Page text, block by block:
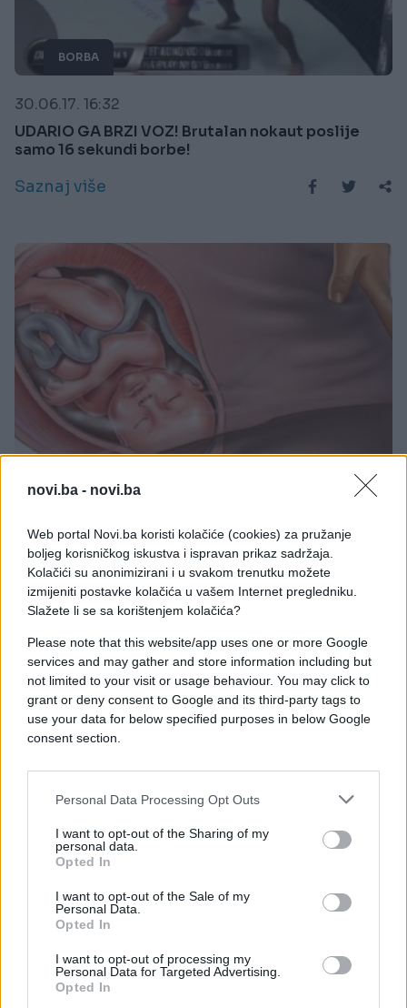
novi.ba - novi.ba
Web portal Novi.ba koristi kolačiće (cookies) za pružanje
boljeg korisničkog iskustva i ispravan prikaz sadržaja.
Kolačići su anonimizirani i u svakom trenutku možete
izmijeniti postavke kolačića u vašem Internet pregledniku.
Slažete li se sa korištenjem kolačića?
Please note that this website/app uses one or more Google
services and may gather and store information including but
not limited to your visit or usage behaviour. You may click to
grant or deny consent to Google and its third-party tags to
use your data for below specified purposes in below Google
consent section.
Personal Data Processing Opt Outs
I want to opt-out of the Sharing of my
personal data.
Opted In
I want to opt-out of the Sale of my
Personal Data.
Opted In
I want to opt-out of processing my
Personal Data for Targeted Advertising.
Opted In
BORBA
30.06.17. 16:32
UDARIO GA BRZI VOZ! Brutalan nokaut poslije
samo 16 sekundi borbe!
Saznaj više
ODGOVOR NA VJEČITO PITANJE: Evo kad i zašto
bebe udaraju iz stomaka!
Saznaj više
BORBA
20.06.17. 23:49
Ovaj trener je nokautirao MMA borca sa samo 2
prsta (VIDEO)